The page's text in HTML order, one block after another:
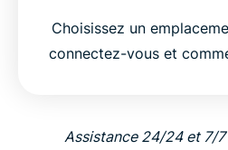
Choisissez un
connectez-vous et
Assistance 24/24 et 7/